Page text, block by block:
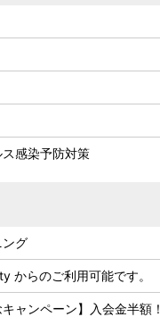
感染予防対策
ング
からのご利用可能です。
キャンペーン】入会金半額！